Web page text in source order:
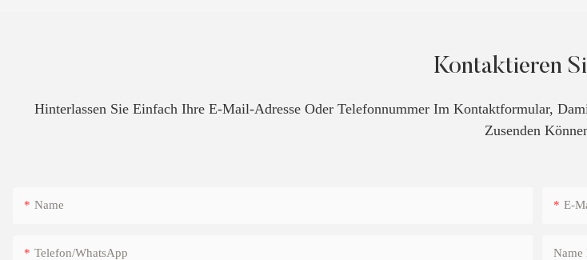
Kontaktieren
Hinterlassen Sie Einfach Ihre E-Mail-Adresse Oder Telefonnummer Im Kontaktformular,
Zusenden
Name E-
Telefon/WhatsApp Name